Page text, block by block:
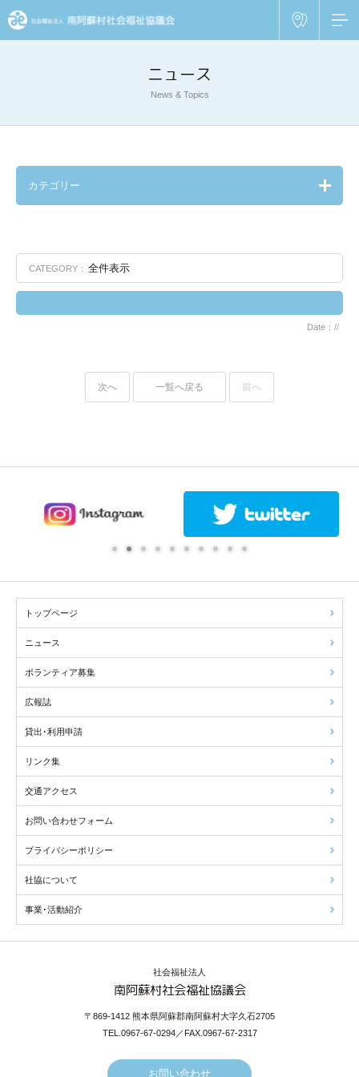
ニュース
News & Topics
カテゴリー
CATEGORY： 全件表示
Date：//
次へ 一覧へ戻る 前へ
1 2 3 4 5 6 7 8 9 10
トップページ
ニュース
ボランティア募集
広報誌
貸出･利用申請
リンク集
交通アクセス
お問い合わせフォーム
プライバシーポリシー
社協について
事業･活動紹介
社会福祉法人
南阿蘇村社会福祉協議会
〒869-1412 熊本県阿蘇郡南阿蘇村大字久石2705
TEL.0967-67-0294／FAX.0967-67-2317
お問い合わせ